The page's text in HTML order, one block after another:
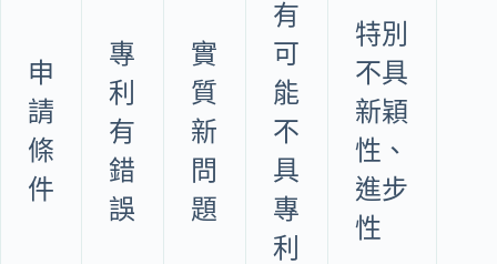
申
請
條
件
專
利
有
錯
誤
實
質
新
問
題
有
可
能
不
具
專
利
特別
不具
新穎
性、
進步
性